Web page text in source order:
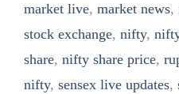
market live, market news,
stock exchange, nifty,
share, nifty share price,
nifty, sensex live updates,